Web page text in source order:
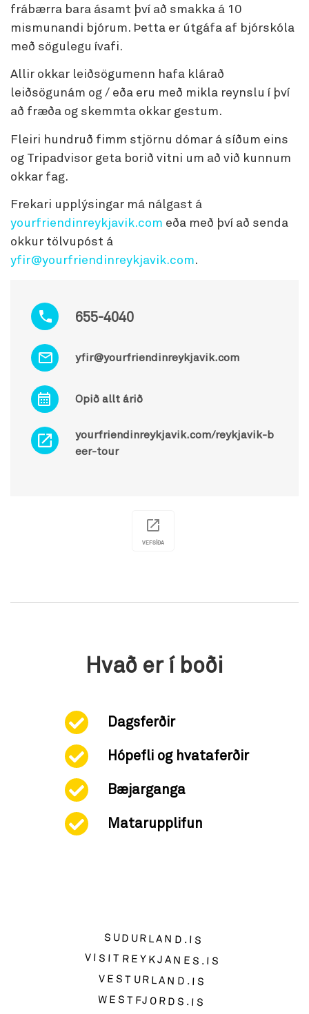
655-4040
yfir@yourfriendinreykjavik.com
Opið allt árið
yourfriendinreykjavik.com/reykjavik-b
eer-tour
frábærra bara ásamt því að smakka á 10
mismunandi bjórum. Þetta er útgáfa af bjórskóla
með sögulegu ívafi.
Allir okkar leiðsögumenn hafa klárað
leiðsögunám og / eða eru með mikla reynslu í því
að fræða og skemmta okkar gestum.
Fleiri hundruð fimm stjörnu dómar á síðum eins
og Tripadvisor geta borið vitni um að við kunnum
okkar fag.
Frekari upplýsingar má nálgast á
yourfriendinreykjavik.com eða með því að senda
okkur tölvupóst á
yfir@yourfriendinreykjavik.com.
VEFSÍÐA
Hvað er í boði
Dagsferðir
Hópefli og hvataferðir
Bæjarganga
Matarupplifun
SUDURLAND.IS
VISITREYKJANES.IS
VESTURLAND.IS
WESTFJORDS.IS